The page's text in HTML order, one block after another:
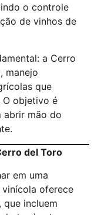
o controle
de vinhos de
a Cerro
manejo
que
O objetivo é
abrir mão do
del Toro
em uma
oferece
incluem